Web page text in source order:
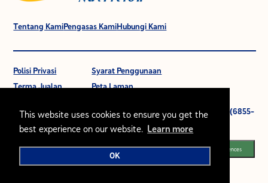
This website uses cookies to ensure you get the
best experience on our website. Learn more
OK
Tentang KamiPengasas KamiHubungi Kami
Polisi Privasi
Syarat Penggunaan
Terma Jualan
Peta Laman
© 2021 Mead Johnson Nutrition (M) Sdn Bhd. 196601000399 (6855-
W).
Segala hak cipta terpelihara.
Cookie Preferences